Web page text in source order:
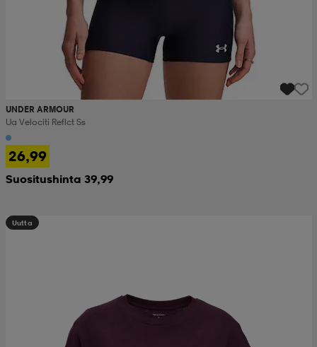
UNDER ARMOUR
Ua Velociti Reflct Ss
26,99
Suositushinta 39,99
Uutta